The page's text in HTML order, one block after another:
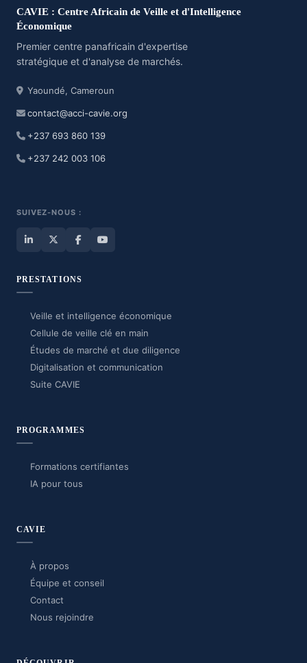
CAVIE : Centre Africain de Veille et d'Intelligence
Économique
Premier centre panafricain d'expertise
stratégique et d'analyse de marchés.
Yaoundé, Cameroun
contact@acci-cavie.org
+237 693 860 139
+237 242 003 106
SUIVEZ-NOUS :
PRESTATIONS
Veille et intelligence économique
Cellule de veille clé en main
Études de marché et due diligence
Digitalisation et communication
Suite CAVIE
PROGRAMMES
Formations certifiantes
IA pour tous
CAVIE
À propos
Équipe et conseil
Contact
Nous rejoindre